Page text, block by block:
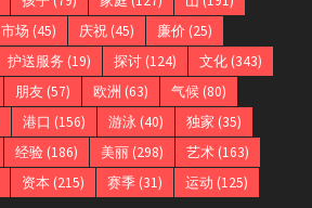
市场 (45) 庆祝(45) 廉价(25)
护送服务 (19) 探讨(124) 文化(343)
朋友(57) 欧洲 (63) 气候(80)
港口 (156) 游泳(40) 独家 (35)
经验(186) 美丽(298) 艺术(163)
资本(215) 赛季(31) 运动 (125)